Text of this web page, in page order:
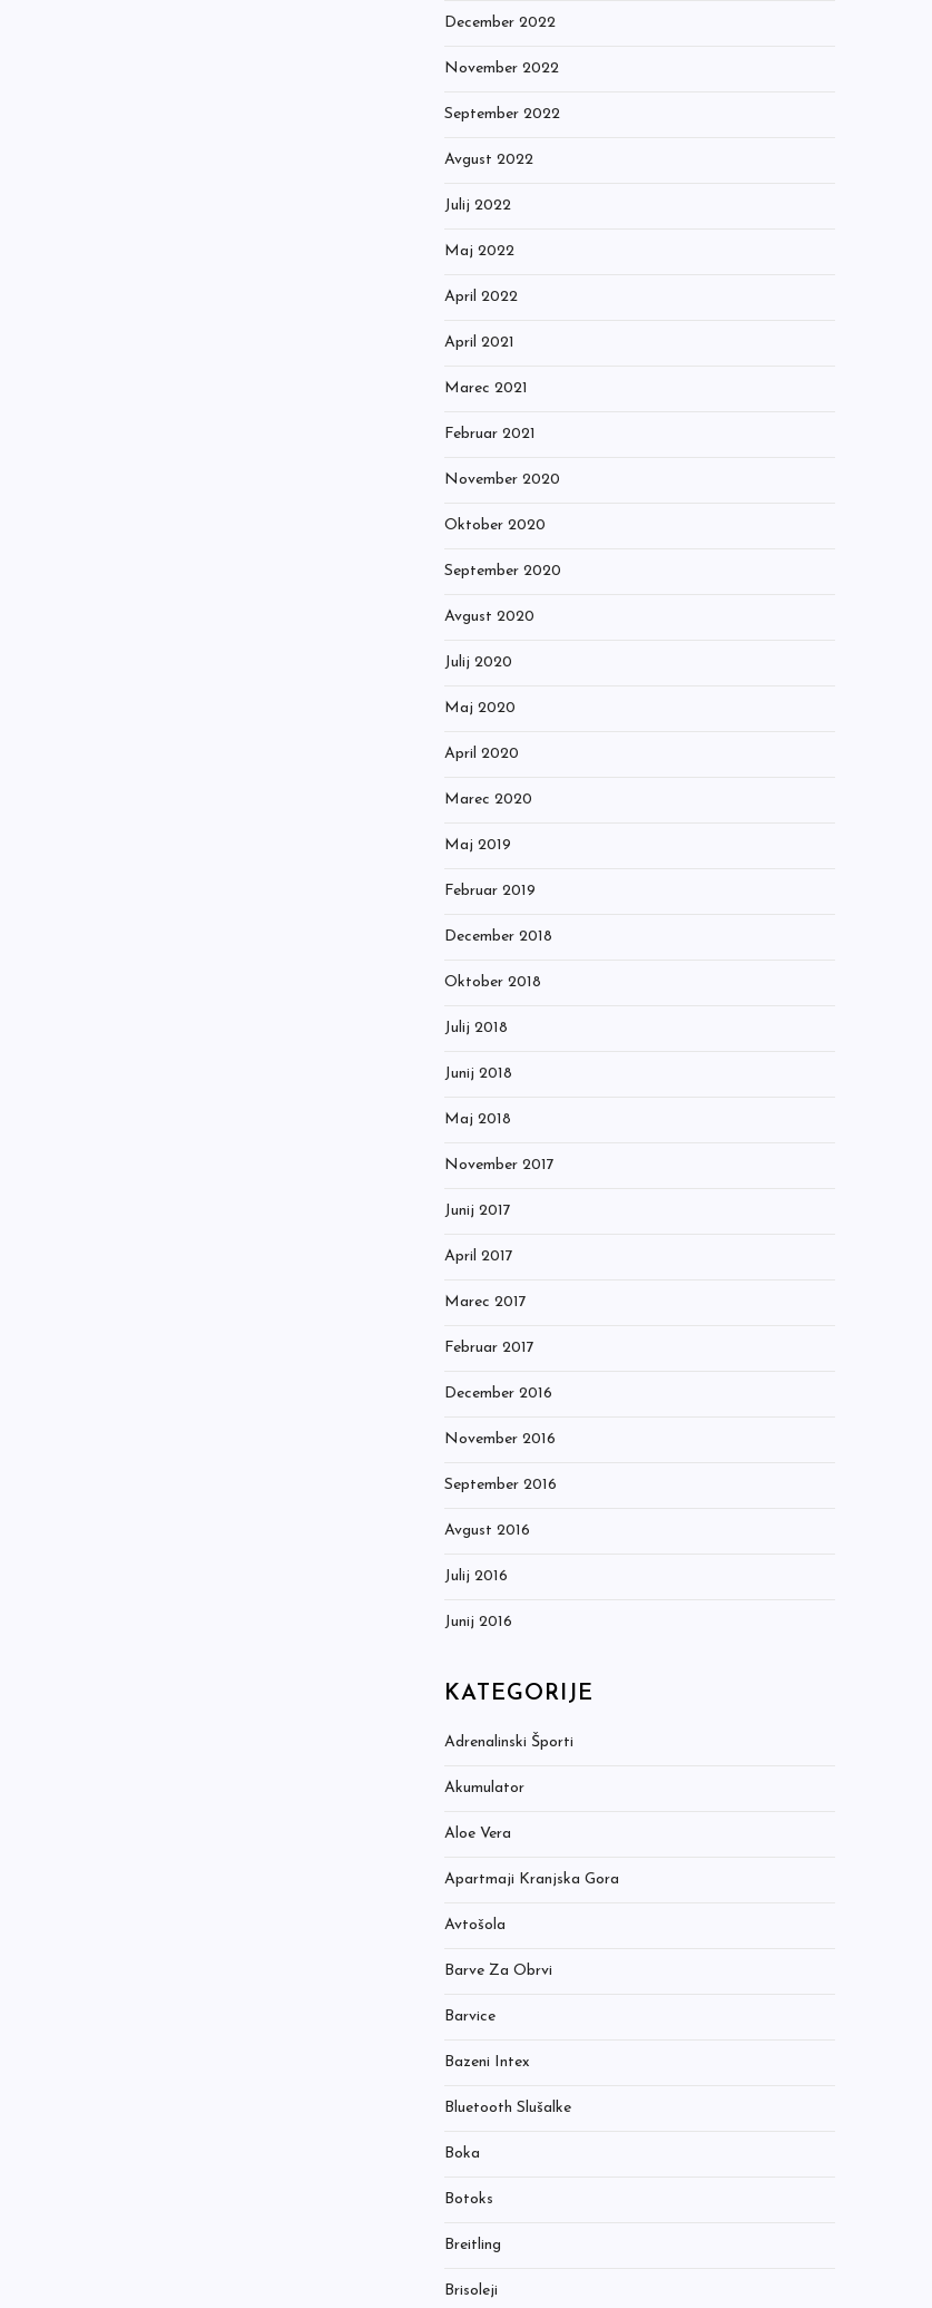
December 2022
November 2022
September 2022
Avgust 2022
Julij 2022
Maj 2022
April 2022
April 2021
Marec 2021
Februar 2021
November 2020
Oktober 2020
September 2020
Avgust 2020
Julij 2020
Maj 2020
April 2020
Marec 2020
Maj 2019
Februar 2019
December 2018
Oktober 2018
Julij 2018
Junij 2018
Maj 2018
November 2017
Junij 2017
April 2017
Marec 2017
Februar 2017
December 2016
November 2016
September 2016
Avgust 2016
Julij 2016
Junij 2016
KATEGORIJE
Adrenalinski Športi
Akumulator
Aloe Vera
Apartmaji Kranjska Gora
Avtošola
Barve Za Obrvi
Barvice
Bazeni Intex
Bluetooth Slušalke
Boka
Botoks
Breitling
Brisoleji